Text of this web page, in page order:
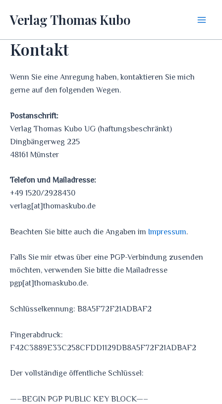
InhaltVerlag Thomas Kubo
Kontakt
Wenn Sie eine Anregung haben, kontaktieren Sie mich
gerne auf den folgenden Wegen.
Postanschrift:
Verlag Thomas Kubo UG (haftungsbeschränkt)
Dingbängerweg 225
48161 Münster
Telefon und Mailadresse:
+49 1520/2928430
verlag[at]thomaskubo.de
Beachten Sie bitte auch die Angaben im Impressum.
Falls Sie mir etwas über eine PGP-Verbindung zusenden
möchten, verwenden Sie bitte die Mailadresse
pgp[at]thomaskubo.de.
Schlüsselkennung: B8A5F72F21ADBAF2
Fingerabdruck:
F42C3889E33C258CFDD1129DB8A5F72F21ADBAF2
Der vollständige öffentliche Schlüssel:
—–BEGIN PGP PUBLIC KEY BLOCK—–